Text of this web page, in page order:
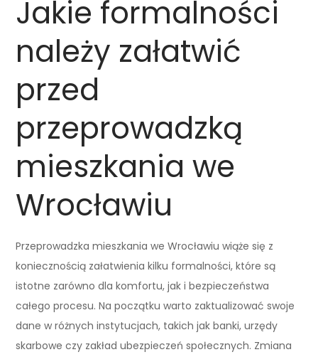
Jakie formalności
należy załatwić
przed
przeprowadzką
mieszkania we
Wrocławiu
Przeprowadzka mieszkania we Wrocławiu wiąże się z
koniecznością załatwienia kilku formalności, które są
istotne zarówno dla komfortu, jak i bezpieczeństwa
całego procesu. Na początku warto zaktualizować swoje
dane w różnych instytucjach, takich jak banki, urzędy
skarbowe czy zakład ubezpieczeń społecznych. Zmiana